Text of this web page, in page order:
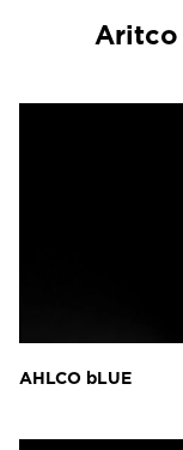
AHLCO bLUE